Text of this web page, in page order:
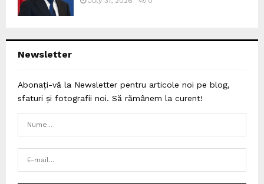
Newsletter
Abonați-vă la Newsletter pentru articole noi pe blog,
sfaturi și fotografii noi. Să rămânem la curent!